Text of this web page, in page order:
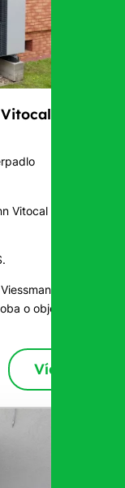
200-
Vitocal 200-S
o objemu
Více